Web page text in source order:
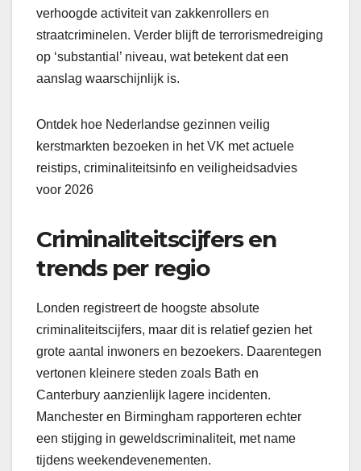
verhoogde activiteit van zakkenrollers en
straatcriminelen. Verder blijft de terrorismedreiging
op ‘substantial’ niveau, wat betekent dat een
aanslag waarschijnlijk is.
Ontdek hoe Nederlandse gezinnen veilig
kerstmarkten bezoeken in het VK met actuele
reistips, criminaliteitsinfo en veiligheidsadvies
voor 2026
Criminaliteitscijfers en
trends per regio
Londen registreert de hoogste absolute
criminaliteitscijfers, maar dit is relatief gezien het
grote aantal inwoners en bezoekers. Daarentegen
vertonen kleinere steden zoals Bath en
Canterbury aanzienlijk lagere incidenten.
Manchester en Birmingham rapporteren echter
een stijging in geweldscriminaliteit, met name
tijdens weekendevenementen.